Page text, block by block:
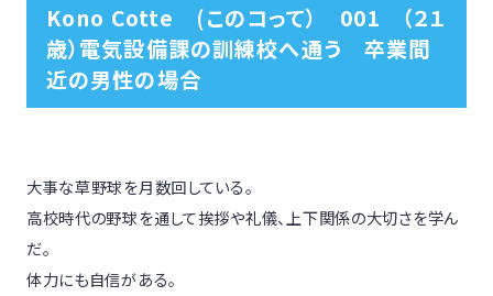
Kono Cotte (このコって） 001 （２１
歳）電気設備課の訓練校へ通う 卒業間
近の男性の場合
大事な草野球を月数回している。
高校時代の野球を通して挨拶や礼儀、上下関係の大切さを学ん
だ。
体力にも自信がある。